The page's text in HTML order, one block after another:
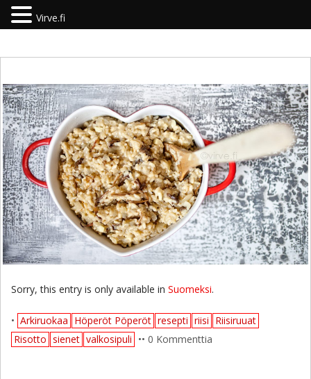
Sorry, this entry is only available in Suomeksi.
• Arkiruokaa Höperöt Pöperöt resepti riisi Riisiruuat
Risotto sienet valkosipuli •• 0 Kommenttia
Virve.fi